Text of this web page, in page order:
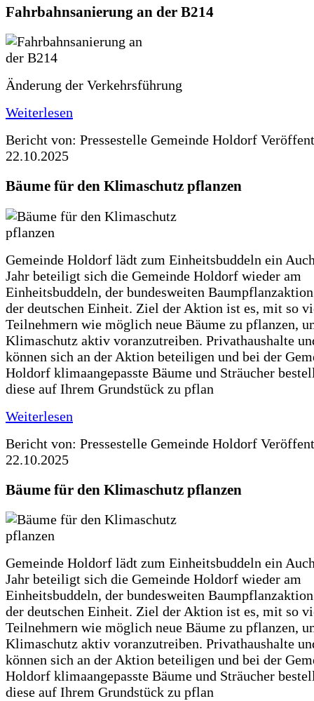
Fahrbahnsanierung an der B214
Änderung der Verkehrsführung
Weiterlesen
Bericht von: Pressestelle Gemeinde Holdorf
22.10.2025
Bäume für den Klimaschutz pflanzen
Gemeinde Holdorf lädt zum Einheitsbuddeln ein
Jahr beteiligt sich die Gemeinde Holdorf wieder am
Einheitsbuddeln, der bundesweiten
der deutschen Einheit. Ziel der Aktion ist es, mit so
Teilnehmern wie möglich neue Bäume zu pflanzen,
Klimaschutz aktiv voranzutreiben. Privathaushalte
können sich an der Aktion beteiligen und bei der
Holdorf klimaangepasste Bäume und Sträucher
diese auf Ihrem Grundstück zu pflan
Weiterlesen
Bericht von: Pressestelle Gemeinde Holdorf
22.10.2025
Bäume für den Klimaschutz pflanzen
Gemeinde Holdorf lädt zum Einheitsbuddeln ein
Jahr beteiligt sich die Gemeinde Holdorf wieder am
Einheitsbuddeln, der bundesweiten
der deutschen Einheit. Ziel der Aktion ist es, mit so
Teilnehmern wie möglich neue Bäume zu pflanzen,
Klimaschutz aktiv voranzutreiben. Privathaushalte
können sich an der Aktion beteiligen und bei der
Holdorf klimaangepasste Bäume und Sträucher
diese auf Ihrem Grundstück zu pflan